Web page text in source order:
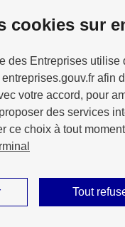
cookies sur
des Entreprises utilise
afin
votre accord, pour
des services
ce choix à tout moment
Tout